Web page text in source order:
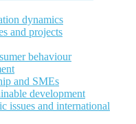
dynamics
and projects
behaviour
and SMEs
development
issues and international